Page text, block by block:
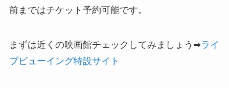
前まではチケット予約可能です。
まずは近くの映画館チェックしてみましょう➡ライ
ブビューイング特設サイト